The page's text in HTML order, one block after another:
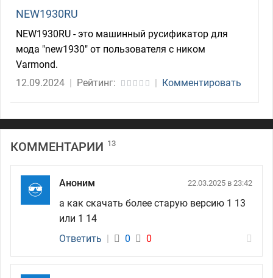
NEW1930RU
NEW1930RU - это машинный русификатор для
мода "new1930" от пользователя с ником
Varmond.
12.09.2024
Рейтинг: Комментировать
КОММЕНТАРИИ 13
Аноним 22.03.2025 в 23:42
а как скачать более старую версию 1 13
или 1 14
Ответить
0 0